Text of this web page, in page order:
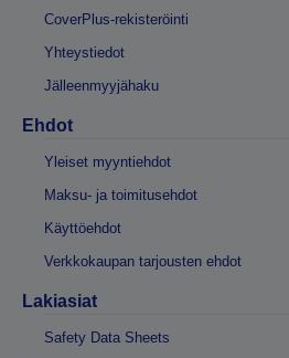
CoverPlus-rekisteröinti
Yhteystiedot
Jälleenmyyjähaku
Ehdot
Yleiset myyntiehdot
Maksu- ja toimitusehdot
Käyttöehdot
Verkkokaupan tarjousten ehdot
Lakiasiat
Safety Data Sheets